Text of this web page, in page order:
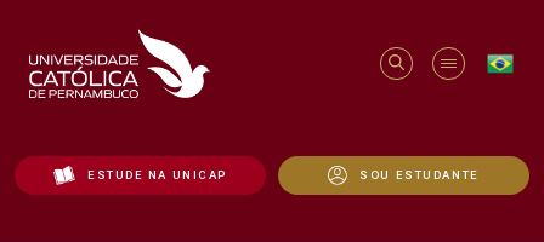
ESTUDE NA UNICAP SOU ESTUDANTE